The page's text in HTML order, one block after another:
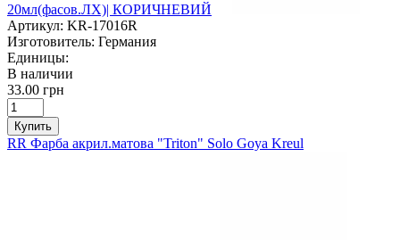
20мл(фасов.ЛХ)| КОРИЧНЕВИЙ
Артикул: KR-17016R
Изготовитель: Германия
Единицы:
В наличии
33.00 грн
Купить
RR Фарба акрил.матова "Triton" Solo Goya Kreul